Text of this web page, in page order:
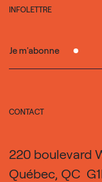
CONTACT
220 boulevard
Québec, QC
INFOLETTRE
Je m'abonne